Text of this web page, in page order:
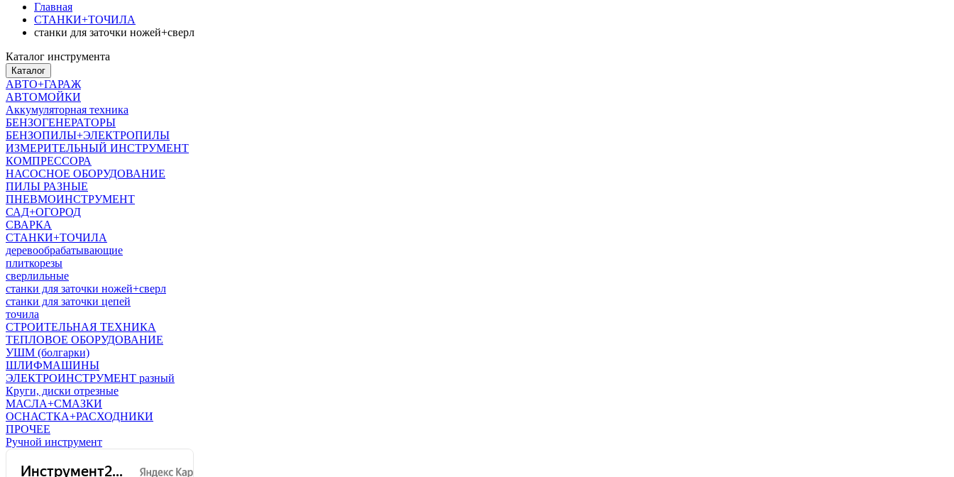
Главная
СТАНКИ+ТОЧИЛА
станки для заточки ножей+сверл
Каталог инструмента
Каталог
АВТО+ГАРАЖ
АВТОМОЙКИ
Аккумуляторная техника
БЕНЗОГЕНЕРАТОРЫ
БЕНЗОПИЛЫ+ЭЛЕКТРОПИЛЫ
ИЗМЕРИТЕЛЬНЫЙ ИНСТРУМЕНТ
КОМПРЕССОРА
НАСОСНОЕ ОБОРУДОВАНИЕ
ПИЛЫ РАЗНЫЕ
ПНЕВМОИНСТРУМЕНТ
САД+ОГОРОД
СВАРКА
СТАНКИ+ТОЧИЛА
деревообрабатывающие
плиткорезы
сверлильные
станки для заточки ножей+сверл
станки для заточки цепей
точила
СТРОИТЕЛЬНАЯ ТЕХНИКА
ТЕПЛОВОЕ ОБОРУДОВАНИЕ
УШМ (болгарки)
ШЛИФМАШИНЫ
ЭЛЕКТРОИНСТРУМЕНТ разный
Круги, диски отрезные
МАСЛА+СМАЗКИ
ОСНАСТКА+РАСХОДНИКИ
ПРОЧЕЕ
Ручной инструмент